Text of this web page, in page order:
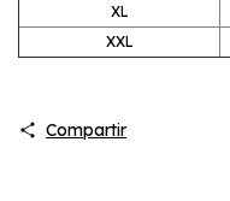
XL
XXL
Compartir